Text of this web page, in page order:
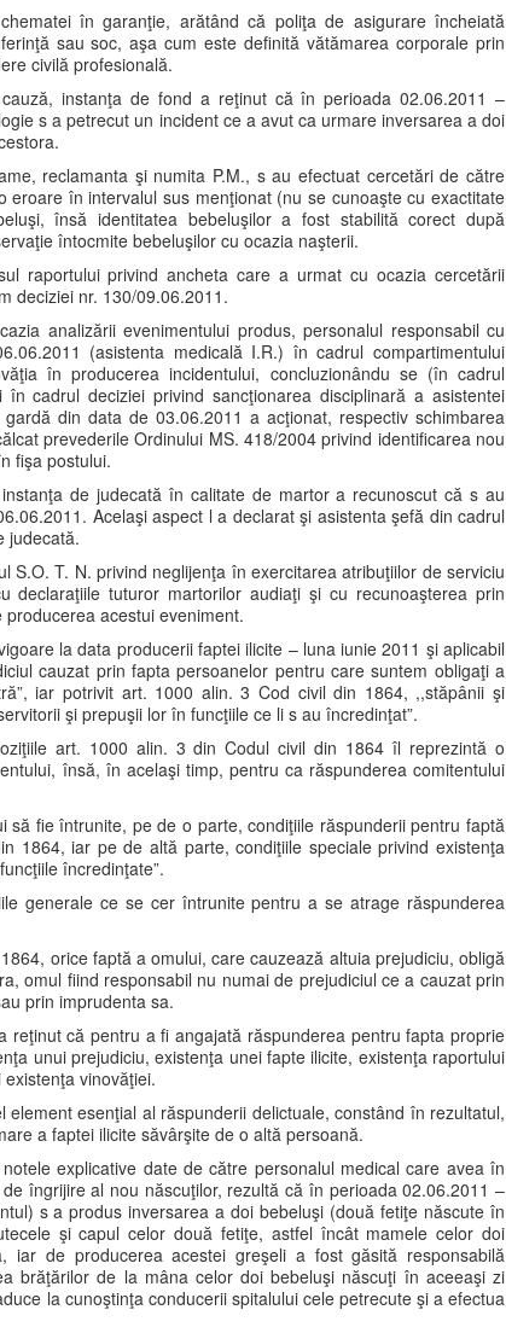
în garanţie, arătând că poliţa de asigurare încheiată
sau soc, aşa cum este definită vătămarea corporale prin
civilă profesională.
instanţa de fond a reţinut că în perioada 02.06.2011 –
s a petrecut un incident ce a avut ca urmare inversarea a doi
reclamanta şi numita P.M., s au efectuat cercetări de către
în intervalul sus menţionat (nu se cunoaşte cu exactitate
însă identitatea bebeluşilor a fost stabilită corect după
întocmite bebeluşilor cu ocazia naşterii.
raportului privind ancheta care a urmat cu ocazia cercetării
deciziei nr. 130/09.06.2011.
analizării evenimentului produs, personalul responsabil cu
(asistenta medicală I.R.) în cadrul compartimentului
în producerea incidentului, concluzionându se (în cadrul
cadrul deciziei privind sancţionarea disciplinară a asistentei
din data de 03.06.2011 a acţionat, respectiv schimbarea
prevederile Ordinului MS. 418/2004 privind identificarea nou
fişa postului.
de judecată în calitate de martor a recunoscut că s au
Acelaşi aspect l a declarat şi asistenta şefă din cadrul
judecată.
S.O. T. N. privind neglijenţa în exercitarea atribuţiilor de serviciu
tuturor martorilor audiaţi şi cu recunoaşterea prin
acestui eveniment.
la data producerii faptei ilicite – luna iunie 2011 şi aplicabil
cauzat prin fapta persoanelor pentru care suntem obligaţi a
iar potrivit art. 1000 alin. 3 Cod civil din 1864, ,,stăpânii şi
şi prepuşii lor în funcţiile ce li s au încredinţat”.
art. 1000 alin. 3 din Codul civil din 1864 îl reprezintă o
însă, în acelaşi timp, pentru ca răspunderea comitentului
să fie întrunite, pe de o parte, condiţiile răspunderii pentru faptă
1864, iar pe de altă parte, condiţiile speciale privind existenţa
încredinţate”.
generale ce se cer întrunite pentru a se atrage răspunderea
orice faptă a omului, care cauzează altuia prejudiciu, obligă
omul fiind responsabil nu numai de prejudiciul ce a cauzat prin
prin imprudenta sa.
reţinut că pentru a fi angajată răspunderea pentru fapta proprie
unui prejudiciu, existenţa unei fapte ilicite, existenţa raportului
vinovăţiei.
esenţial al răspunderii delictuale, constând în rezultatul,
a faptei ilicite săvârşite de o altă persoană.
explicative date de către personalul medical care avea în
îngrijire al nou născuţilor, rezultă că în perioada 02.06.2011 –
s a produs inversarea a doi bebeluşi (două fetiţe născute în
şi capul celor două fetiţe, astfel încât mamele celor doi
iar de producerea acestei greşeli a fost găsită responsabilă
brăţărilor de la mâna celor doi bebeluşi născuţi în aceeaşi zi
la cunoştinţa conducerii spitalului cele petrecute şi a efectua